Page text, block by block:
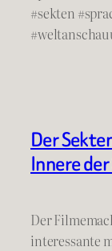
#sekten
Der
Innere der
Der
interessante